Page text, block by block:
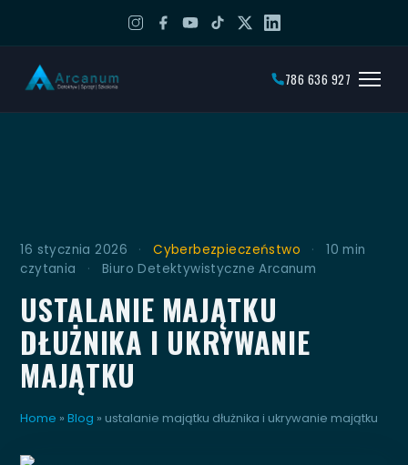
786 636 927
16 stycznia 2026 · Cyberbezpieczeństwo ·
10 min
czytania
· Biuro Detektywistyczne Arcanum
USTALANIE MAJĄTKU
DŁUŻNIKA I UKRYWANIE
MAJĄTKU
Home »Blog » ustalanie majątku dłużnika i ukrywanie majątku